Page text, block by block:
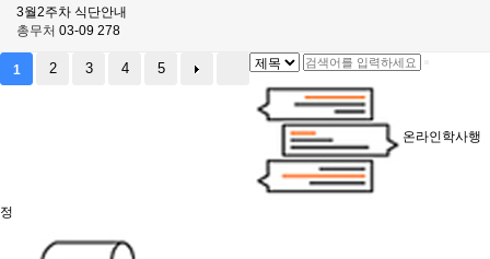
3월2주차 식단안내
총무처 03-09 278
1 2 3 4 5
온라인학사행
정